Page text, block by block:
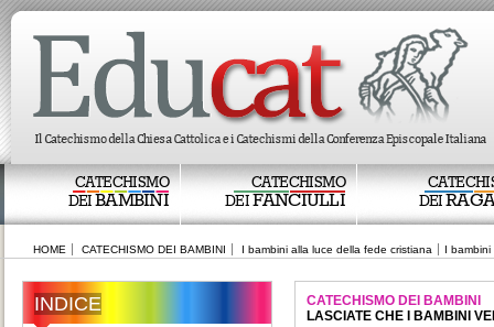
CATECHISMO
DEIBAMBINI
CATECHISMO
DEIFANCIULLI
DEI
HOME CATECHISMO DEI BAMBINI I bambini alla luce della fede cristiana I
INDICE
CATECHISMO DEI BAMBINI
LASCIATE CHE I BAMBINI